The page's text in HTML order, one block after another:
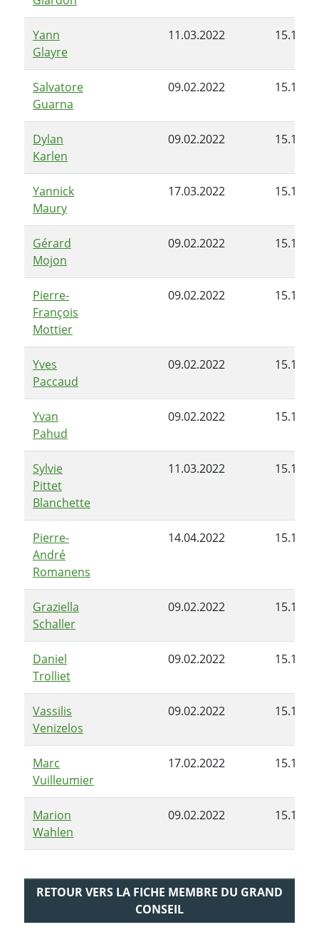
Yann
Glayre
11.03.2022
Salvatore
Guarna
09.02.2022
Dylan
Karlen
09.02.2022
Yannick
Maury
17.03.2022
Gérard
Mojon
09.02.2022
Pierre-
François
Mottier
09.02.2022
Yves
Paccaud
09.02.2022
Yvan
Pahud
09.02.2022
Sylvie
Pittet
Blanchette
11.03.2022
Pierre-
André
Romanens
14.04.2022
Graziella
Schaller
09.02.2022
Daniel
Trolliet
09.02.2022
Vassilis
Venizelos
09.02.2022
Marc
Vuilleumier
17.02.2022
Marion
Wahlen
09.02.2022
RETOUR VERS LA FICHE MEMBRE DU GRAND
CONSEIL